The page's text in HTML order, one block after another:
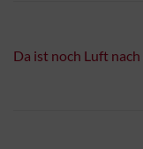
Da ist noch Luft nach